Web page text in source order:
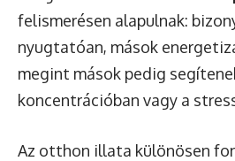
felismerésen alapulnak:
nyugtatóan, mások
megint mások pedig
koncentrációban vagy a
Az otthon illata különösen